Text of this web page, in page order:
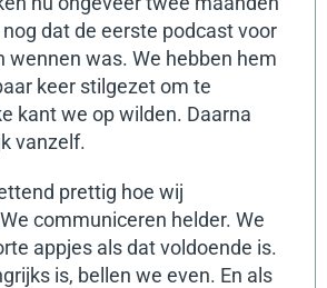
dat de eerste podcast voor
wennen was. We hebben hem
keer stilgezet om te
kant we op wilden. Daarna
vanzelf.
prettig hoe wij
communiceren helder. We
appjes als dat voldoende is.
is, bellen we even. En als